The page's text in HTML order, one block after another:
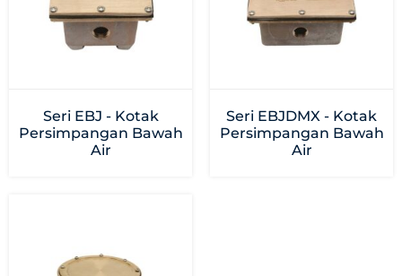
Seri EBJ - Kotak
Persimpangan Bawah
Air
Seri EBJDMX - Kotak
Persimpangan Bawah
Air